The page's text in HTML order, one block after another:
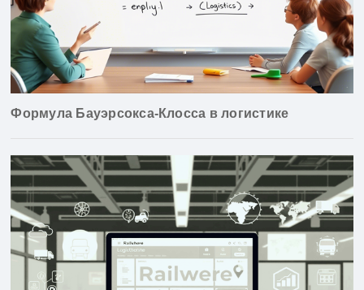
Формула Бауэрсокса-Клосса в логистике